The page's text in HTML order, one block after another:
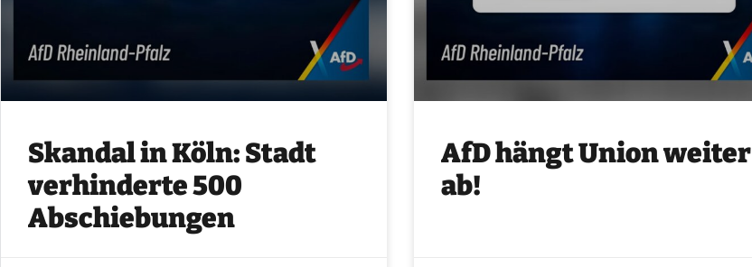
Skandal in Köln: Stadt
verhinderte 500
Abschiebungen
AfD hängt Union weiter
ab!